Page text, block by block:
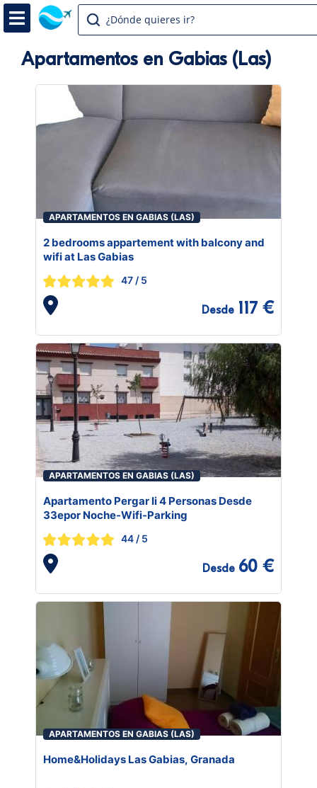
¿Dónde quieres ir?
Apartamentos en Gabias (Las)
APARTAMENTOS EN GABIAS (LAS)
2 bedrooms appartement with balcony and
wifi at Las Gabias
47 / 5
Desde 117 €
APARTAMENTOS EN GABIAS (LAS)
Apartamento Pergar Ii 4 Personas Desde
33epor Noche-Wifi-Parking
44 / 5
Desde 60 €
APARTAMENTOS EN GABIAS (LAS)
Home&Holidays Las Gabias, Granada